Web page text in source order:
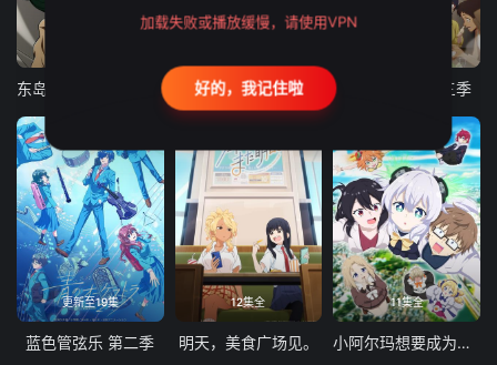
古诺希亚 致不灭的你 第三季
更新至19集
蓝色管弦乐 第二季
12集全
明天，美食广场见。
11集全
小阿尔玛想要成为家人
加载失败或播放缓慢，请使用VPN
好的，我记住啦